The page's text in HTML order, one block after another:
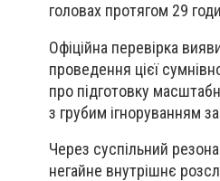
головах протягом 29
Офіційна перевірка
проведення цієї
про підготовку
з грубим ігноруванням
Через суспільний
негайне внутрішнє